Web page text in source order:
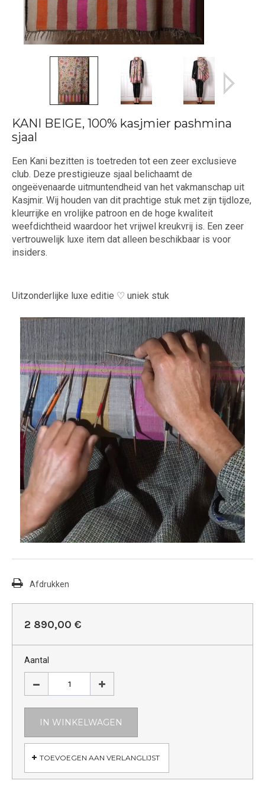
KANI BEIGE, 100% kasjmier pashmina
sjaal
Een Kani bezitten is toetreden tot een zeer exclusieve
club. Deze prestigieuze sjaal belichaamt de
ongeëvenaarde uitmuntendheid van het vakmanschap uit
Kasjmir. Wij houden van dit prachtige stuk met zijn tijdloze,
kleurrijke en vrolijke patroon en de hoge kwaliteit
weefdichtheid waardoor het vrijwel kreukvrij is. Een zeer
vertrouwelijk luxe item dat alleen beschikbaar is voor
insiders.
Uitzonderlijke luxe editie ♡ uniek stuk
Afdrukken
2 890,00 €
Aantal
IN WINKELWAGEN
TOEVOEGEN AAN VERLANGLIJST